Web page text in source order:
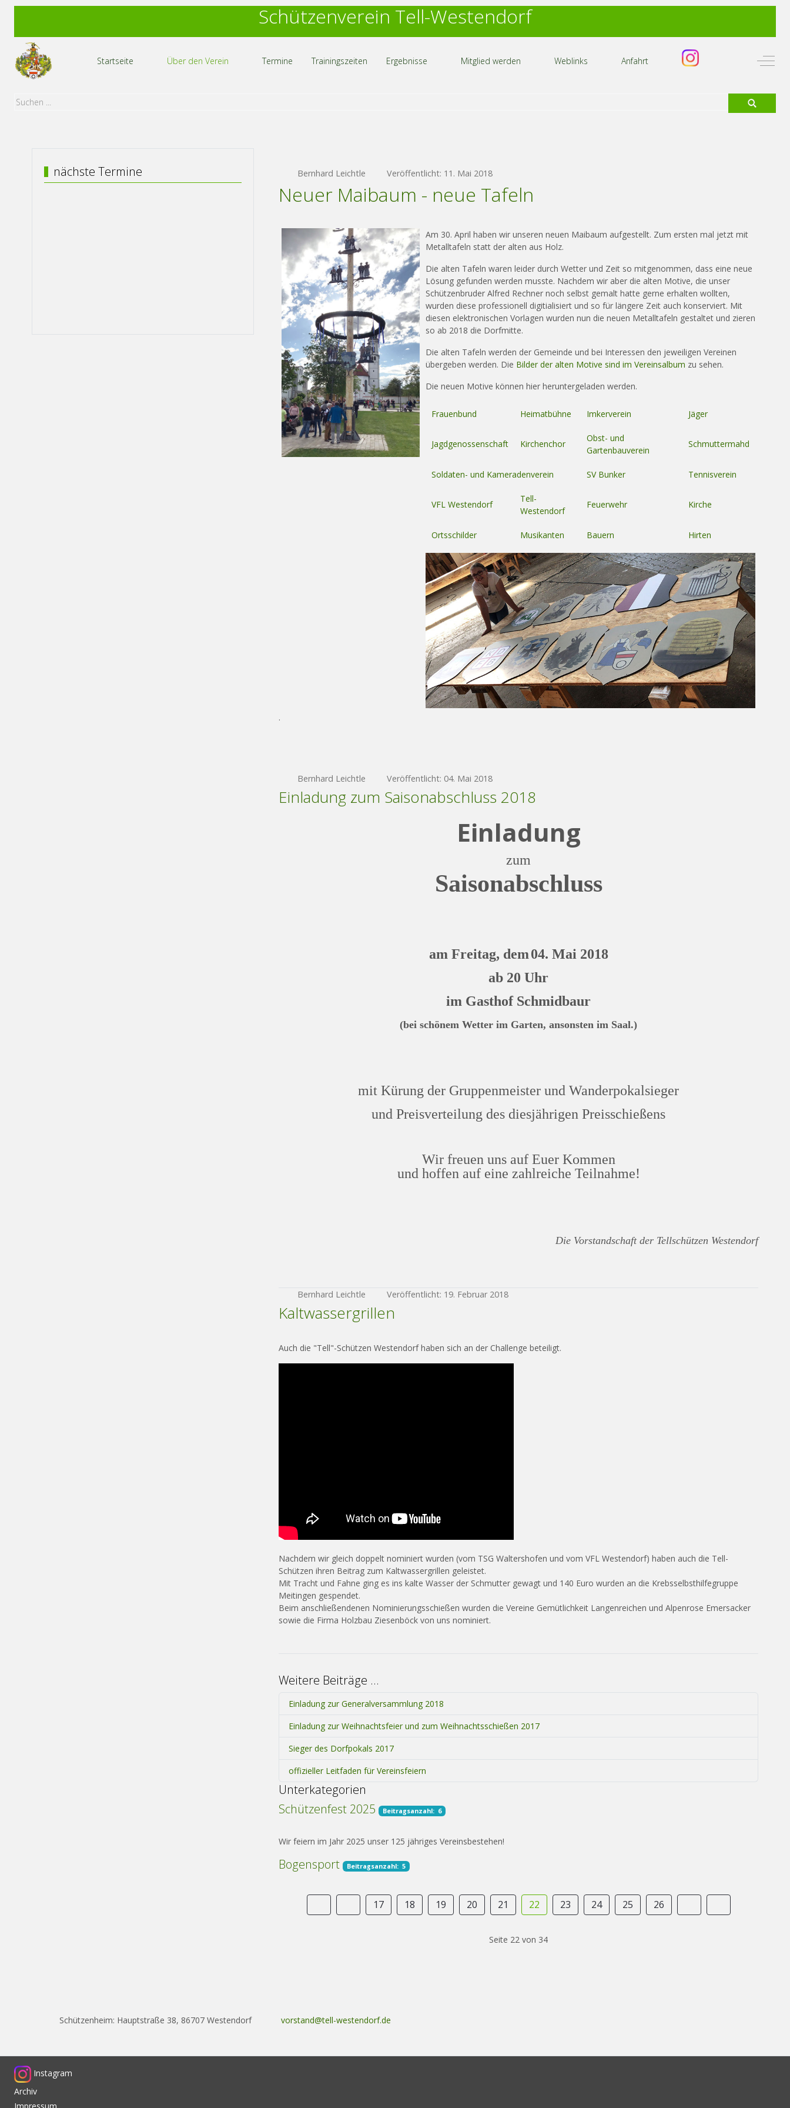
Schützenverein Tell-Westendorf
Startseite Über den Verein Termine Trainingszeiten Ergebnisse Mitglied werden Weblinks Anfahrt Off-
nächste Termine Bernhard Leichtle Veröffentlicht: 11. Mai 2018
Neuer Maibaum - neue Tafeln
Am 30. April haben wir unseren neuen Maibaum aufgestellt. Zum ersten mal jetzt mit
Metalltafeln statt der alten aus Holz.
Die alten Tafeln waren leider durch Wetter und Zeit so mitgenommen, dass eine neue
Lösung gefunden werden musste. Nachdem wir aber die alten Motive, die unser
Schützenbruder Alfred Rechner noch selbst gemalt hatte gerne erhalten wollten,
wurden diese professionell digitialisiert und so für längere Zeit auch konserviert. Mit
diesen elektronischen Vorlagen wurden nun die neuen Metalltafeln gestaltet und zieren
so ab 2018 die Dorfmitte.
Die alten Tafeln werden der Gemeinde und bei Interessen den jeweiligen Vereinen
übergeben werden. Die Bilder der alten Motive sind im Vereinsalbum zu sehen.
Die neuen Motive können hier heruntergeladen werden.
Frauenbund Heimatbühne Imkerverein Jäger
Jagdgenossenschaft Kirchenchor
Obst- und
Gartenbauverein
Schmuttermahd
Soldaten- und Kameradenverein SV Bunker Tennisverein
VFL Westendorf
Tell-
Westendorf
Feuerwehr Kirche
Ortsschilder Musikanten Bauern Hirten
.
Bernhard Leichtle Veröffentlicht: 04. Mai 2018
Einladung zum Saisonabschluss 2018
Einladung
zum
Saisonabschluss
am Freitag, dem04. Mai 2018
ab 20 Uhr
im Gasthof Schmidbaur
(bei schönem Wetter im Garten, ansonsten im Saal.)
mit Kürung der Gruppenmeister und Wanderpokalsieger
und Preisverteilung des diesjährigen Preisschießens
Wir freuen uns auf Euer Kommen
und hoffen auf eine zahlreiche Teilnahme!
Die Vorstandschaft der Tellschützen Westendorf
Bernhard Leichtle Veröffentlicht: 19. Februar 2018
Kaltwassergrillen
Auch die "Tell"-Schützen Westendorf haben sich an der Challenge beteiligt.
Nachdem wir gleich doppelt nominiert wurden (vom TSG Waltershofen und vom VFL Westendorf) haben auch die Tell-
Schützen ihren Beitrag zum Kaltwassergrillen geleistet.
Mit Tracht und Fahne ging es ins kalte Wasser der Schmutter gewagt und 140 Euro wurden an die Krebsselbsthilfegruppe
Meitingen gespendet.
Beim anschließendenen Nominierungsschießen wurden die Vereine Gemütlichkeit Langenreichen und Alpenrose Emersacker
sowie die Firma Holzbau Ziesenböck von uns nominiert.
Weitere Beiträge …
Einladung zur Generalversammlung 2018
Einladung zur Weihnachtsfeier und zum Weihnachtsschießen 2017
Sieger des Dorfpokals 2017
offizieller Leitfaden für Vereinsfeiern
Unterkategorien
Schützenfest 2025
Beitragsanzahl: 6
Wir feiern im Jahr 2025 unser 125 jähriges Vereinsbestehen!
Bogensport Beitragsanzahl: 5
17 18 19 20 21 22 23 24 25 26
Seite 22 von 34
Schützenheim: Hauptstraße 38, 86707 Westendorf vorstand@tell-westendorf.de
Instagram
Archiv